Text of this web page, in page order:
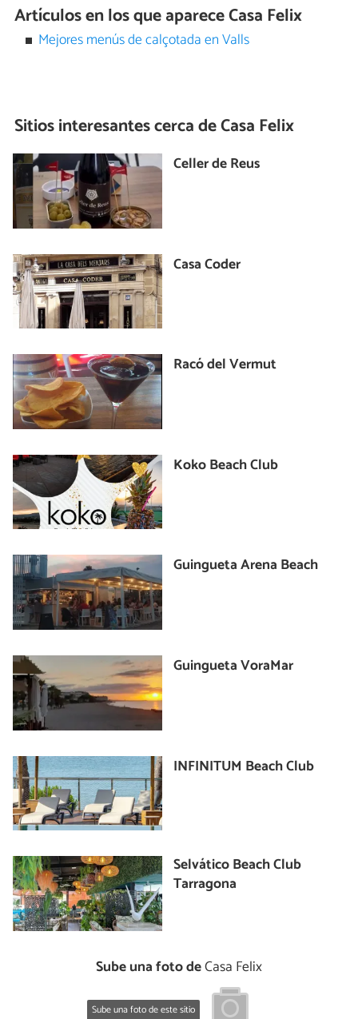
Artículos en los que aparece Casa Felix
Mejores menús de calçotada en Valls
Sitios interesantes cerca deCasa Felix
Celler de Reus
Casa Coder
Racó del Vermut
Koko Beach Club
Guingueta Arena Beach
Guingueta VoraMar
INFINITUM Beach Club
Selvático Beach Club
Tarragona
Sube una foto deCasa Felix
Sube una foto de este sitio